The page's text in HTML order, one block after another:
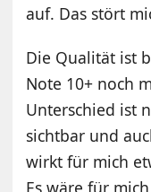
auf. Das stört
Die Qualität ist
Note 10+ noch
Unterschied ist
sichtbar und
wirkt für mich
Es wäre für